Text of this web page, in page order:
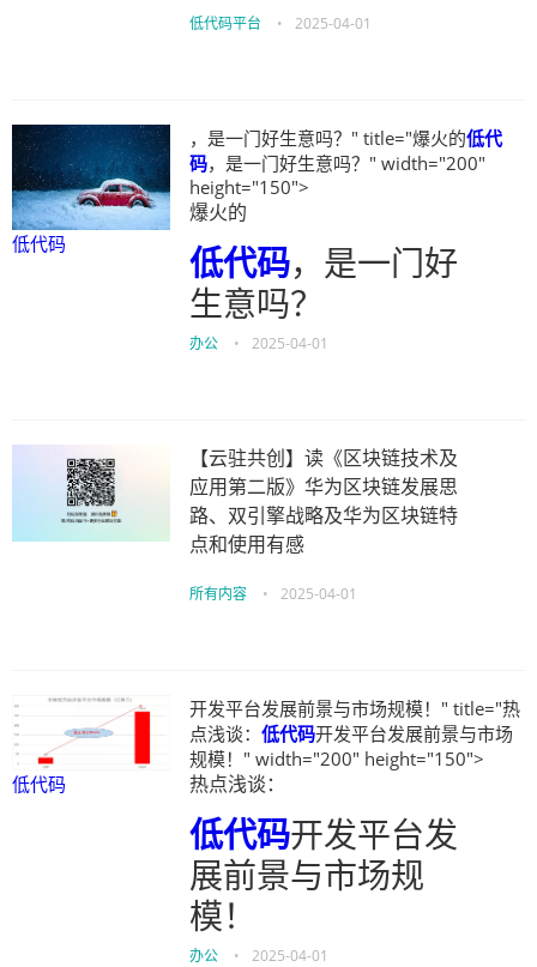
低代码平台 • 2025-04-01
低代码
，是一门好生意吗？" title="爆火的低代
码，是一门好生意吗？" width="200"
height="150">
爆火的
低代码，是一门好
生意吗？
办公 • 2025-04-01
【云驻共创】读《区块链技术及
应用第二版》华为区块链发展思
路、双引擎战略及华为区块链特
点和使用有感
所有内容 • 2025-04-01
低代码
开发平台发展前景与市场规模！" title="热
点浅谈： 低代码开发平台发展前景与市场
规模！" width="200" height="150">
热点浅谈：
低代码开发平台发
展前景与市场规
模！
办公 • 2025-04-01